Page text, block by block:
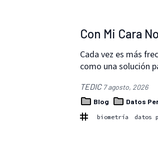
Con Mi Cara
Cada vez es más
como una solución
TEDIC 7 agosto, 2026
Blog
Datos
biometría datos